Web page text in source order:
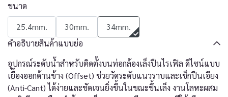
ขนาด
25.4mm.
30mm.
34mm.
คำอธิบายสินค้าแบบย่อ
อุปกรณ์ระดับน้ำสำหรับติดตั้งบนท่อกล้องเล็งปืนไรเฟิล ดีไซน์แบบ
เยื้องออกด้านข้าง (Offset) ช่วยวัดระดับแนวราบและเช็กปืนเอียง
(Anti-Cant) ได้ง่ายและชัดเจนยิ่งขึ้นในขณะขึ้นเล็ง งานโลหะผสม